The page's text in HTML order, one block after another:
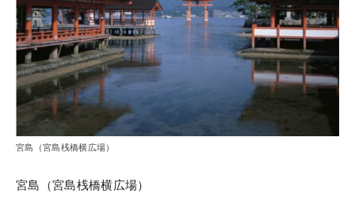
宮島（宮島桟橋横広場）
宮島（宮島桟橋横広場）